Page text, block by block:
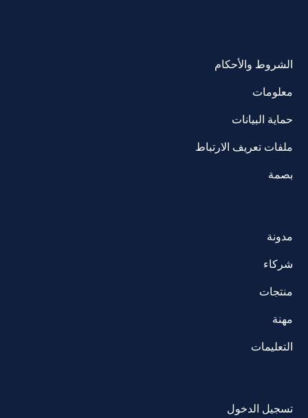
الشروط والأحكام
معلومات
حماية البيانات
ملفات تعريف الارتباط
بصمة
مدونة
شركاء
منتجات
مهنة
التعليمات
تسجيل الدخول